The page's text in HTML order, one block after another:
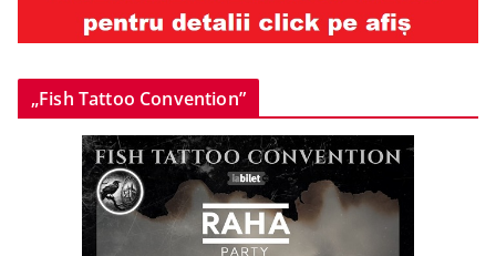
„Fish Tattoo Convention”